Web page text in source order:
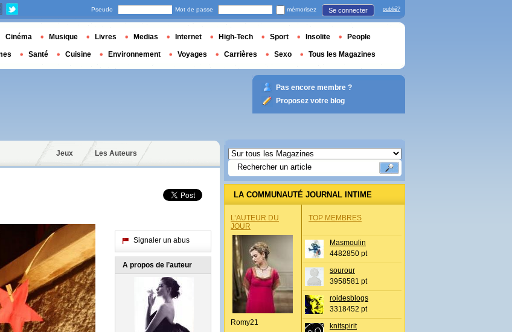
Jeux Les Auteurs
Signaler un abus
A propos de l’auteur
LA COMMUNAUTÉ JOURNAL INTIME
L’AUTEUR DU
JOUR
Romy21
TOP MEMBRES
Masmoulin
4482850 pt
sourour
3958581 pt
roidesblogs
3318452 pt
knitspirit
Pseudo Mot de passe mémorisez Se connecter oublié?
Cinéma Musique Livres Medias Internet High-Tech Sport Insolite People
Santé Cuisine Environnement Voyages Carrières Sexo Tous les Magazines
Pas encore membre ?
Proposez votre blog